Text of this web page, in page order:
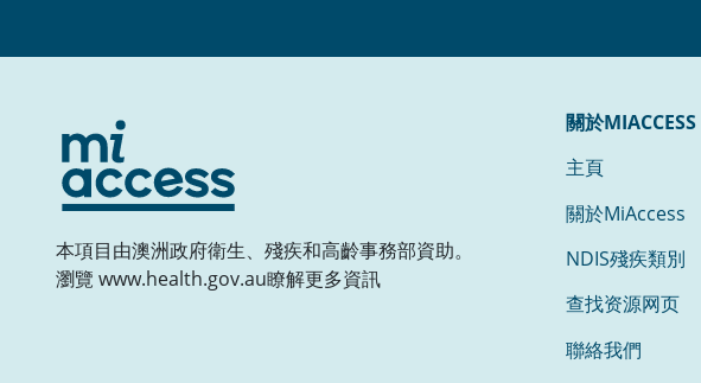
本項目由澳洲政府衛生、殘疾和高齡事務部資助。
瀏覽 www.health.gov.au瞭解更多資訊
關於MIACCESS
主頁
關於MiAccess
NDIS殘疾類別
查找资源网页
聯絡我們